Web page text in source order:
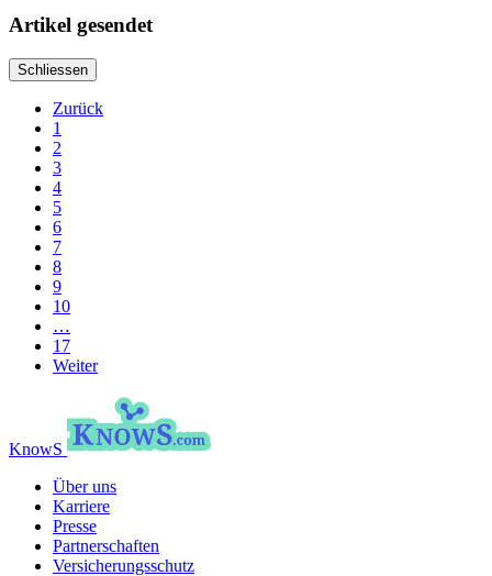
Artikel gesendet
Schliessen
Zurück
1
2
3
4
5
6
7
8
9
10
…
17
Weiter
KnowS
Über uns
Karriere
Presse
Partnerschaften
Versicherungsschutz